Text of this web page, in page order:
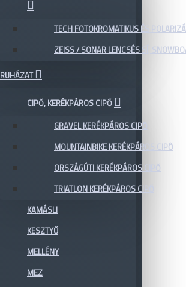
TECH FOTOKROMATIKUS ÉS
ZEISS / SONAR LENCSÉS SÍ,
RUHÁZAT
CIPŐ, KERÉKPÁROS CIPŐ
GRAVEL KERÉKPÁROS CIPŐ
MOUNTAINBIKE KERÉKPÁROS CIPŐ
ORSZÁGÚTI KERÉKPÁROS CIPŐ
TRIATLON KERÉKPÁROS CIPŐ
KAMÁSLI
KESZTYŰ
MELLÉNY
MEZ